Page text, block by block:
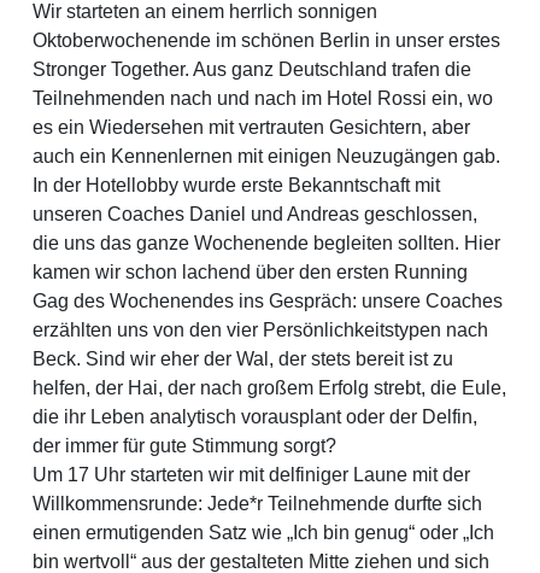
Wir starteten an einem herrlich sonnigen
Oktoberwochenende im schönen Berlin in unser erstes
Stronger Together. Aus ganz Deutschland trafen die
Teilnehmenden nach und nach im Hotel Rossi ein, wo
es ein Wiedersehen mit vertrauten Gesichtern, aber
auch ein Kennenlernen mit einigen Neuzugängen gab.
In der Hotellobby wurde erste Bekanntschaft mit
unseren Coaches Daniel und Andreas geschlossen,
die uns das ganze Wochenende begleiten sollten. Hier
kamen wir schon lachend über den ersten Running
Gag des Wochenendes ins Gespräch: unsere Coaches
erzählten uns von den vier Persönlichkeitstypen nach
Beck. Sind wir eher der Wal, der stets bereit ist zu
helfen, der Hai, der nach großem Erfolg strebt, die Eule,
die ihr Leben analytisch vorausplant oder der Delfin,
der immer für gute Stimmung sorgt?
Um 17 Uhr starteten wir mit delfiniger Laune mit der
Willkommensrunde: Jede*r Teilnehmende durfte sich
einen ermutigenden Satz wie „Ich bin genug“ oder „Ich
bin wertvoll“ aus der gestalteten Mitte ziehen und sich